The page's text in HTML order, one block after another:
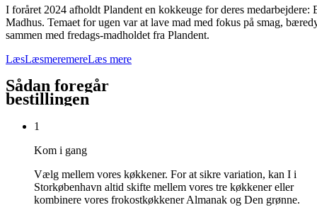
I foråret 2024 afholdt Plandent en kokkeuge for deres
Madhus. Temaet for ugen var at lave mad med fokus på smag,
sammen med fredags-madholdet fra Plandent.
LæsLæsmeremereLæs mere
Sådan foregår
bestillingen
1
Kom i gang
Vælg mellem vores køkkener. For at sikre variation, kan I i
Storkøbenhavn altid skifte mellem vores tre køkkener eller
kombinere vores frokostkøkkener Almanak og Den grønne.